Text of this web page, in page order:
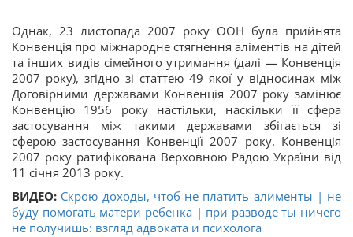
Однак, 23 листопада 2007 року ООН була прийнята
Конвенція про міжнародне стягнення аліментів на дітей
та інших видів сімейного утримання (далі — Конвенція
2007 року), згідно зі статтею 49 якої у відносинах між
Договірними державами Конвенція 2007 року замінює
Конвенцію 1956 року настільки, наскільки її сфера
застосування між такими державами збігається зі
сферою застосування Конвенції 2007 року. Конвенція
2007 року ратифікована Верховною Радою України від
11 січня 2013 року.
ВИДЕО: Скрою доходы, чтоб не платить алименты | не
буду помогать матери ребенка | при разводе ты ничего
не получишь: взгляд адвоката и психолога